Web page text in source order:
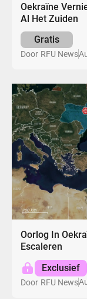
Oekraïne
Al Het Zuiden
Gratis
Door RFU News
Oorlog In
Escaleren
Exclusief
Door RFU News